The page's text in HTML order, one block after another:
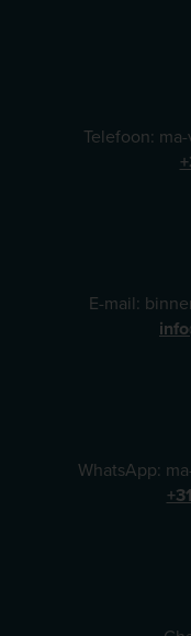
Telefoon:
E-mail:
WhatsApp: